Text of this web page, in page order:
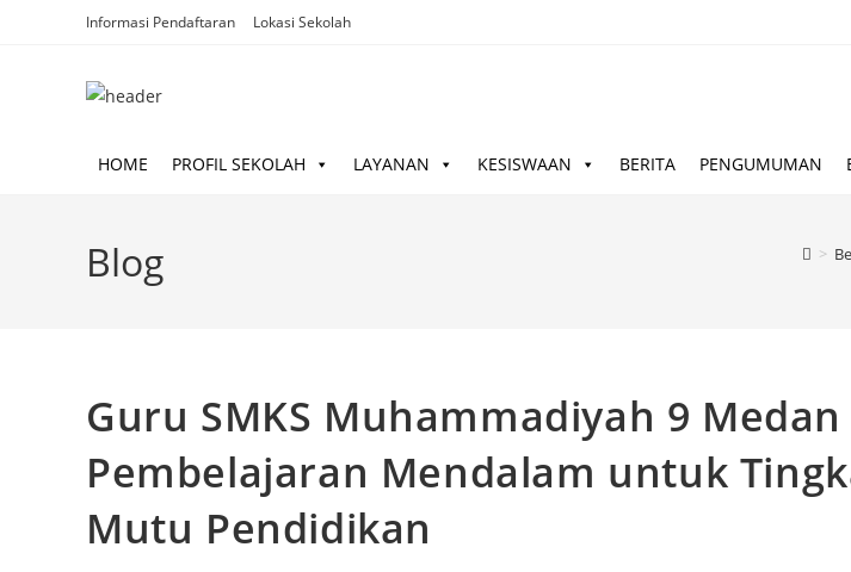
Informasi Pendaftaran Lokasi Sekolah
HOME PROFIL SEKOLAH LAYANAN KESISWAAN BERITA PENGUMUMAN
Blog >
Guru SMKS Muhammadiyah 9
Pembelajaran Mendalam untuk
Mutu Pendidikan